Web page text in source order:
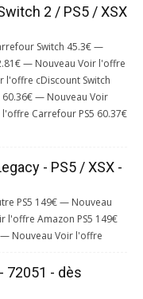
2 / PS5 / XSX
Switch 45.3€ —
— Nouveau Voir l'offre
l'offre cDiscount Switch
— Nouveau Voir
Carrefour PS5 60.37€
- PS5 / XSX -
PS5 149€ — Nouveau
l'offre Amazon PS5 149€
Nouveau Voir l'offre
72051 - dès